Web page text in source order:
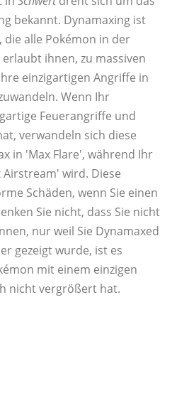
bekannt. Dynamaxing ist
die alle Pokémon in der
erlaubt ihnen, zu massiven
einzigartigen Angriffe in
Wenn Ihr
Feuerangriffe und
verwandeln sich diese
in 'Max Flare', während Ihr
wird. Diese
Schäden, wenn Sie einen
Sie nicht, dass Sie nicht
nur weil Sie Dynamaxed
gezeigt wurde, ist es
mit einem einzigen
nicht vergrößert hat.